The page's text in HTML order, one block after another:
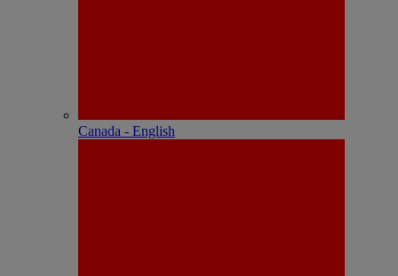
Canada - English